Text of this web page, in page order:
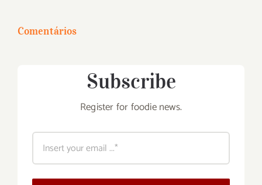
Comentários
Subscribe
Register for foodie news.